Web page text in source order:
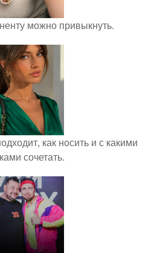
можно привыкнуть.
как носить и с какими
сочетать.